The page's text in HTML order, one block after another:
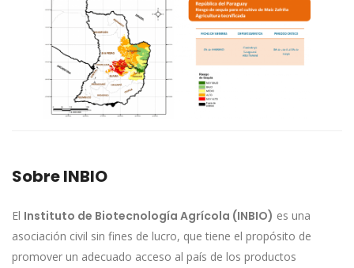
Sobre INBIO
El Instituto de Biotecnología Agrícola (INBIO) es una
asociación civil sin fines de lucro, que tiene el propósito de
promover un adecuado acceso al país de los productos